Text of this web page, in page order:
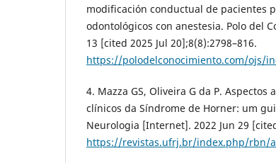
modificación conductual de pacientes
odontológicos con anestesia. Polo del
13 [cited 2025 Jul 20];8(8):2798–816.
https://polodelconocimiento.com/ojs/
4. Mazza GS, Oliveira G da P.
clínicos da Síndrome de Horner: um
Neurologia [Internet]. 2022 Jun 29
https://revistas.ufrj.br/index.php/rbn/